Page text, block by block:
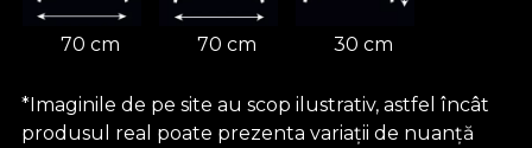
70 cm 70 cm 30 cm
*Imaginile de pe site au scop ilustrativ, astfel încât
produsul real poate prezenta variații de nuanță